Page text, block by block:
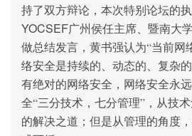
持了双方辩论，本次特别论坛的执
YOCSEF广州侯任主席、暨南大
做总结发言，黄书强认为“当前网
络安全是持续的、动态的、复杂
有绝对的网络安全，网络安全永
全“三分技术，七分管理”，从技
的解决之道；但是从管理的角度